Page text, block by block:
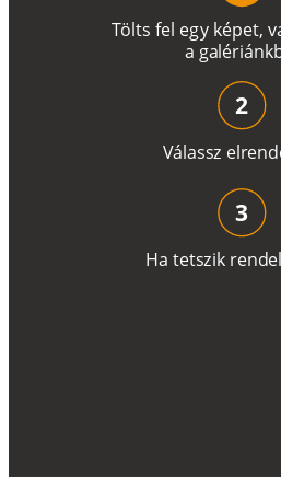
Tölts fel egy képet, v
a galériánk
Válassz elrend
2
Ha tetszik rendel
3